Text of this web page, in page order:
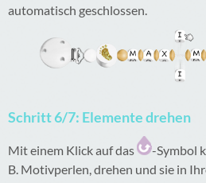
automatisch geschlossen.
Schritt 6/7: Elemente drehen
Mit einem Klick auf das
-Symbol
B. Motivperlen, drehen und sie in